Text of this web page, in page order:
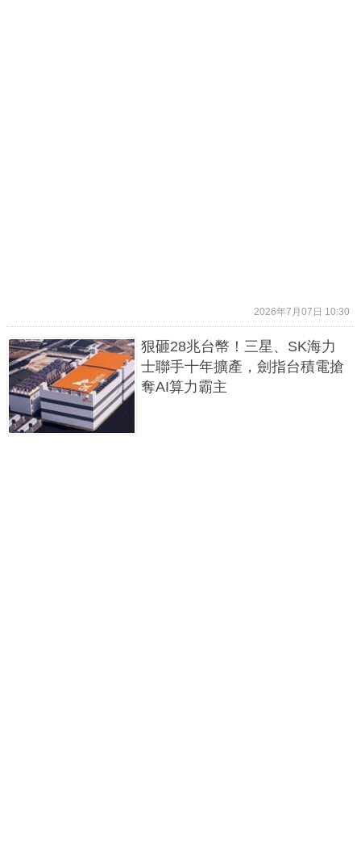
2026年7月07日 10:30
狠砸28兆台幣！三星、SK海力
士聯手十年擴產，劍指台積電搶
奪AI算力霸主